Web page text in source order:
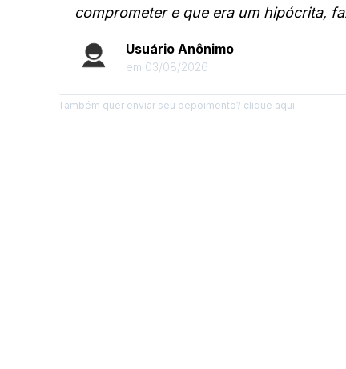
comprometer e que era um hipócrita,
Usuário Anônimo
em 03/08/2026
Também quer enviar seu depoimento? clique aqui